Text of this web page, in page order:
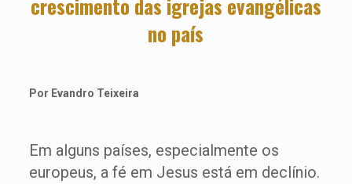
crescimento das igrejas evangélicas
no país
Por Evandro Teixeira
Em alguns países, especialmente os
europeus, a fé em Jesus está em declínio.